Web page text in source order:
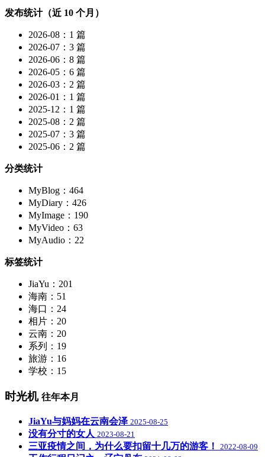
发布统计（近 10 个月）
2026-08：1 篇
2026-07：3 篇
2026-06：8 篇
2026-05：6 篇
2026-03：2 篇
2026-01：1 篇
2025-12：1 篇
2025-08：2 篇
2025-07：3 篇
2025-06：2 篇
分类统计
MyBlog：464
MyDiary：426
MyImage：190
MyVideo：63
MyAudio：22
标签统计
JiaYu：201
海南：51
海口：24
相片：20
云南：20
系列：19
旅游：16
学校：15
时光机 往年本月
JiaYu与妈妈在云南会泽 2025-08-25
没有分寸的女人 2023-08-21
三亚疫情之间，为什么要扣留十几万的游客！ 2022-08-09